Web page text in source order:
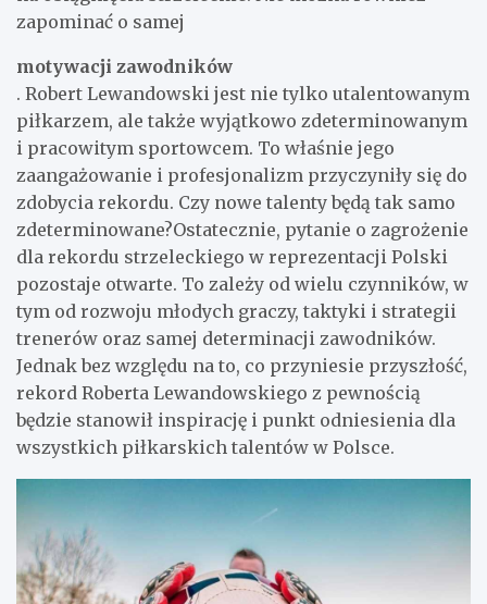
zapominać o samej
motywacji zawodników
. Robert Lewandowski jest nie tylko utalentowanym
piłkarzem, ale także wyjątkowo zdeterminowanym
i pracowitym sportowcem. To właśnie jego
zaangażowanie i profesjonalizm przyczyniły się do
zdobycia rekordu. Czy nowe talenty będą tak samo
zdeterminowane?Ostatecznie, pytanie o zagrożenie
dla rekordu strzeleckiego w reprezentacji Polski
pozostaje otwarte. To zależy od wielu czynników, w
tym od rozwoju młodych graczy, taktyki i strategii
trenerów oraz samej determinacji zawodników.
Jednak bez względu na to, co przyniesie przyszłość,
rekord Roberta Lewandowskiego z pewnością
będzie stanowił inspirację i punkt odniesienia dla
wszystkich piłkarskich talentów w Polsce.